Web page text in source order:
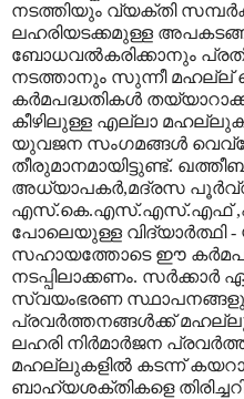
നടത്തിയും വ്യക്തി
ലഹരിയടക്കമുള്ള
ബോധവൽകരിക്കാനും
നടത്താനും സുന്നീ മഹല്ല്
കർമപദ്ധതികൾ
കീഴിലുള്ള എല്ലാ
യുവജന സംഗമങ്ങൾ
തീരുമാനമായിട്ടുണ്ട്.
അധ്യാപകർ,മദ്രസ
എസ്.കെ.എസ്.എസ്.എഫ്
പോലെയുള്ള വിദ്യാർത്ഥി
സഹായത്തോടെ ഈ
നടപ്പിലാക്കണം. സർക്കാർ
സ്വയംഭരണ
പ്രവർത്തനങ്ങൾക്ക്
ലഹരി നിർമാർജന
മഹല്ലുകളിൽ കടന്ന്
ബാഹ്യശക്തികളെ